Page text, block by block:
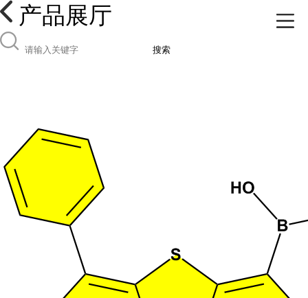
产品展厅
搜索